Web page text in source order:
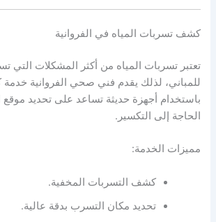
كشف تسربات المياه في الفروانية
تعتبر تسربات المياه من أكثر المشكلات التي
للمباني، لذلك يقدم فني صحي الفروانية
باستخدام أجهزة حديثة تساعد على تحديد
الحاجة إلى التكسير.
مميزات الخدمة:
كشف التسربات المخفية.
تحديد مكان التسرب بدقة عالية.